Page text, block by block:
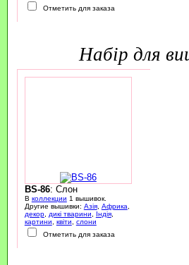
Отметить для заказа
набір для
BS-86: Слон
В коллекции 1 вышивок.
Другие вышивки: Азія, Африка
декор, дикі тварини Індія,
картини
квіти
слони
Отметить для заказа